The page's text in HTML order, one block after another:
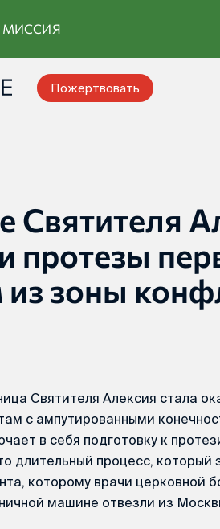
МИССИЯ
Пожертвовать
Святителя
протезы
из зоны
Святителя Алексия стала
с ампутированными
в себя подготовку к
длительный процесс, который
которому врачи церковной
машине отвезли из